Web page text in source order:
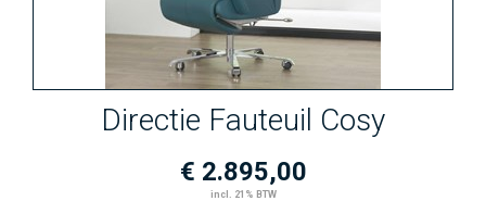
Directie Fauteuil Cosy
€ 2.895,00
incl. 21% BTW